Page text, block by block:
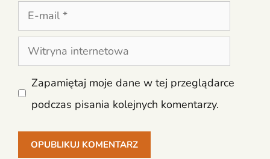
E-
mail
Witryna
internetowa
Zapamiętaj moje dane w tej przeglądarce
podczas pisania kolejnych komentarzy.